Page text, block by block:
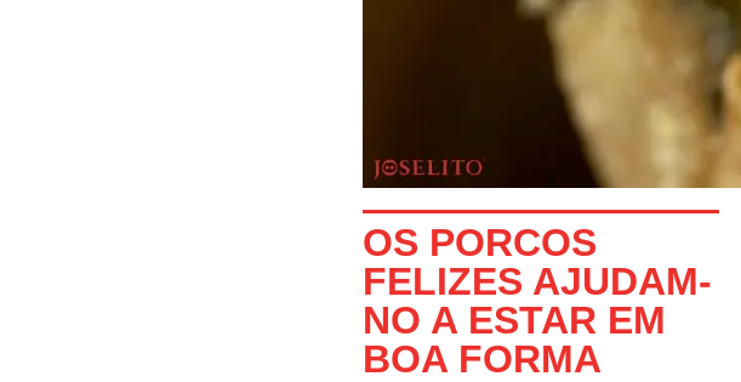
OS PORCOS
FELIZES AJUDAM-
NO A ESTAR EM
BOA FORMA